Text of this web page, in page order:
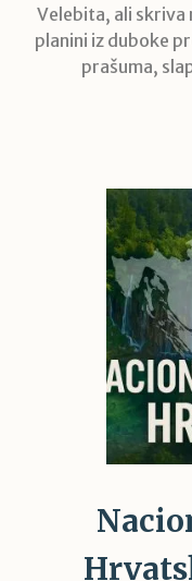
Velebita, ali skriva
planini iz duboke
prašuma,